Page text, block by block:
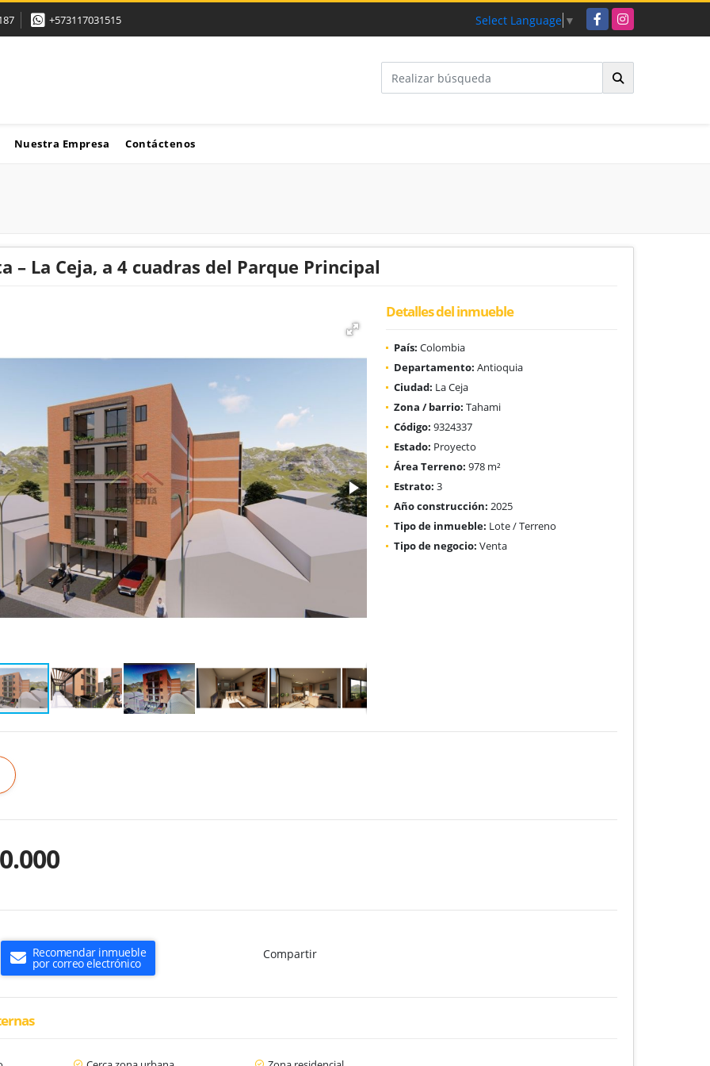
+573117031515 Select Language ▼ FacebookInstagram
Nuestra Empresa Contáctenos
– La Ceja, a 4 cuadras del Parque Principal
Detalles del inmueble
País: Colombia
Departamento: Antioquia
Ciudad: La Ceja
Zona / barrio: Tahami
Código: 9324337
Estado: Proyecto
Área Terreno: 978 m²
Estrato: 3
Año construcción: 2025
Tipo de inmueble: Lote / Terreno
Tipo de negocio: Venta
Recomendar inmueble
por correo electrónico
Compartir